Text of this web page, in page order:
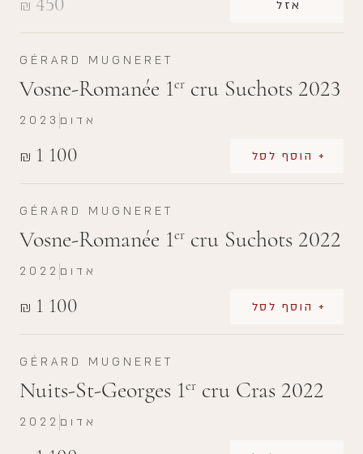
₪ אזל
GÉRARD MUGNERET
Vosne-Romanée 1er cru Suchots 2023
₪ 1 100 + הוסף לסל
2023 אדום
GÉRARD MUGNERET
Vosne-Romanée 1er cru Suchots 2022
₪ 1 100 + הוסף לסל
2022 אדום
GÉRARD MUGNERET
Nuits-St-Georges 1er cru Cras 2022
2022 אדום